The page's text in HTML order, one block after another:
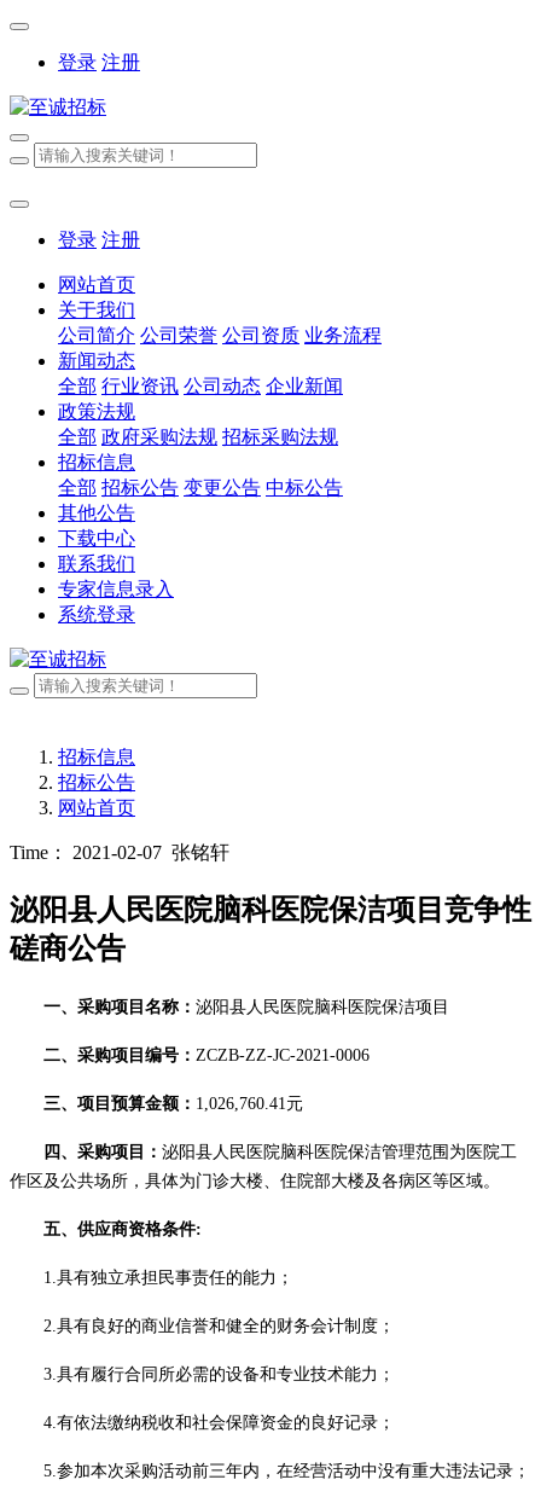
登录 注册
登录 注册
网站首页
关于我们
公司简介 公司荣誉 公司资质 业务流程
新闻动态
全部 行业资讯 公司动态 企业新闻
政策法规
全部 政府采购法规 招标采购法规
招标信息
全部 招标公告 变更公告 中标公告
其他公告
下载中心
联系我们
专家信息录入
系统登录
招标信息
招标公告
网站首页
Time： 2021-02-07 张铭轩
泌阳县人民医院脑科医院保洁项目竞争性
磋商公告
一、采购项目名称： 泌阳县人民医院脑科医院保洁项目
二、采购项目编号： ZCZB-ZZ-JC-2021-0006
三、项目预算金额： 1,026,760.41元
四、采购项目 ： 泌阳县人民医院脑科医院保洁管理范围为医院工
作区及公共场所，具体为门诊大楼、住院部大楼及各病区等区域。
五、供应商资格条件:
1.具有独立承担民事责任的能力；
2.具有良好的商业信誉和健全的财务会计制度；
3.具有履行合同所必需的设备和专业技术能力；
4.有依法缴纳税收和社会保障资金的良好记录；
5.参加本次采购活动前三年内，在经营活动中没有重大违法记录；